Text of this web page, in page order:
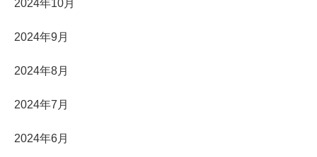
2024年10月
2024年9月
2024年8月
2024年7月
2024年6月